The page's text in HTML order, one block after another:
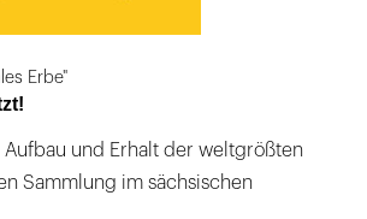
Erbe"
und Erhalt der weltgrößten
Sammlung im sächsischen